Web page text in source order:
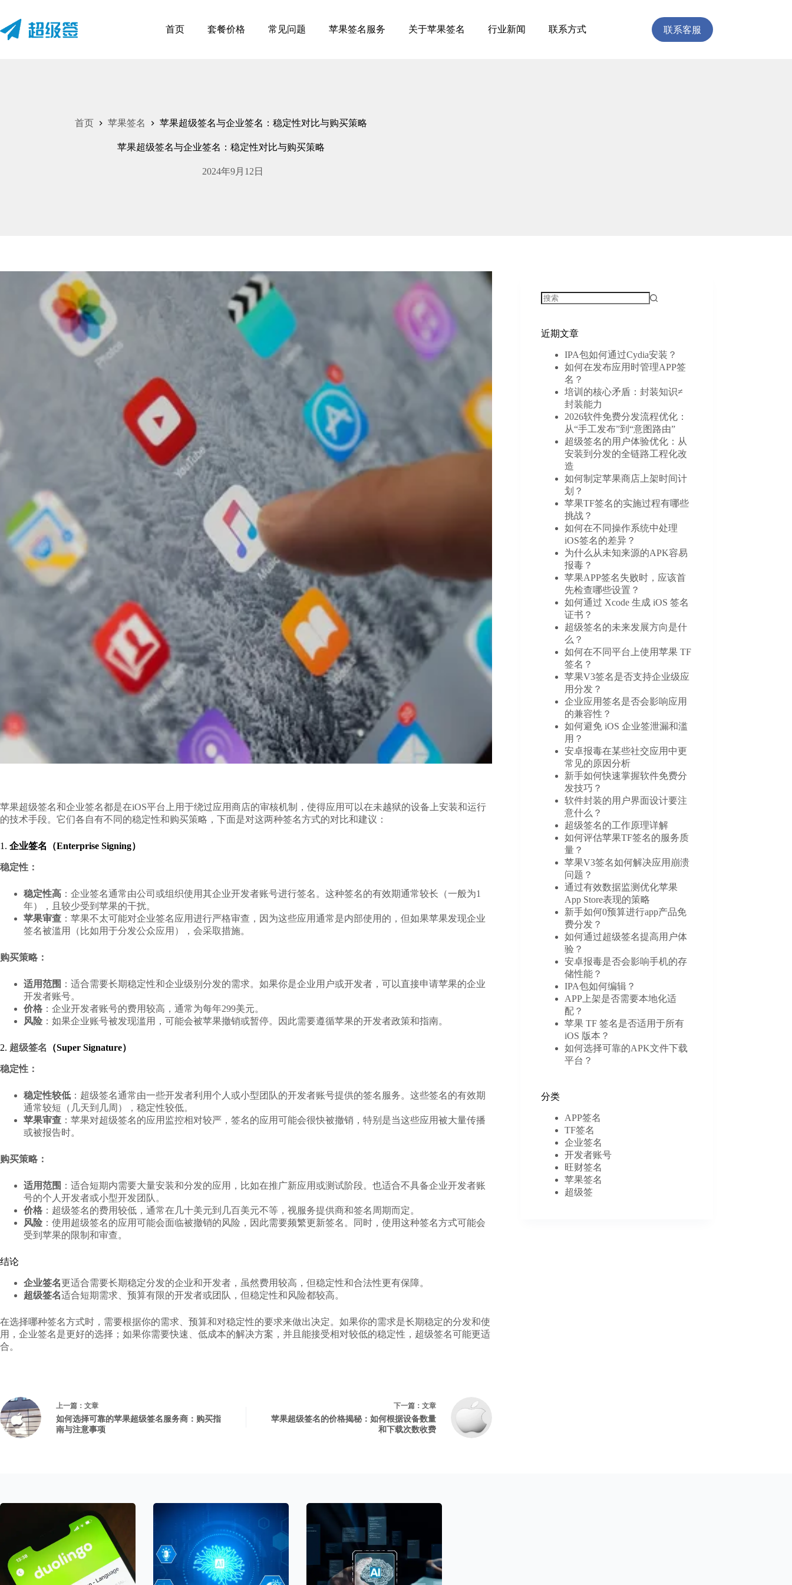
首页 套餐价格 常见问题 苹果签名服务 关于苹果签名 行业新闻 联系方式 联系客服
首页 苹果签名 苹果超级签名与企业签名：稳定性对比与购买策略
苹果超级签名与企业签名：稳定性对比与购买策略
2024年9月12日
苹果超级签名和企业签名都是在iOS平台上用于绕过应用商店的审核机制，使得应用可以在未越狱的设备上安装和运行
的技术手段。它们各自有不同的稳定性和购买策略，下面是对这两种签名方式的对比和建议：
1. 企业签名（Enterprise Signing）
稳定性：
稳定性高 ：企业签名通常由公司或组织使用其企业开发者账号进行签名。这种签名的有效期通常较长（一般为1
年），且较少受到苹果的干扰。
苹果审查 ：苹果不太可能对企业签名应用进行严格审查，因为这些应用通常是内部使用的，但如果苹果发现企业
签名被滥用（比如用于分发公众应用），会采取措施。
购买策略：
适用范围 ：适合需要长期稳定性和企业级别分发的需求。如果你是企业用户或开发者，可以直接申请苹果的企业
开发者账号。
价格 ：企业开发者账号的费用较高，通常为每年299美元。
风险 ：如果企业账号被发现滥用，可能会被苹果撤销或暂停。因此需要遵循苹果的开发者政策和指南。
2. 超级签名 （Super Signature）
稳定性：
稳定性较低 ：超级签名通常由一些开发者利用个人或小型团队的开发者账号提供的签名服务。这些签名的有效期
通常较短（几天到几周），稳定性较低。
苹果审查 ：苹果对超级签名的应用监控相对较严，签名的应用可能会很快被撤销，特别是当这些应用被大量传播
或被报告时。
购买策略：
适用范围 ：适合短期内需要大量安装和分发的应用，比如在推广新应用或测试阶段。也适合不具备企业开发者账
号的个人开发者或小型开发团队。
价格 ：超级签名的费用较低，通常在几十美元到几百美元不等，视服务提供商和签名周期而定。
风险 ：使用超级签名的应用可能会面临被撤销的风险，因此需要频繁更新签名。同时，使用这种签名方式可能会
受到苹果的限制和审查。
结论
企业签名更适合需要长期稳定分发的企业和开发者，虽然费用较高，但稳定性和合法性更有保障。
超级签名适合短期需求、预算有限的开发者或团队，但稳定性和风险都较高。
在选择哪种签名方式时，需要根据你的需求、预算和对稳定性的要求来做出决定。如果你的需求是长期稳定的分发和使
用，企业签名是更好的选择；如果你需要快速、低成本的解决方案，并且能接受相对较低的稳定性，超级签名可能更适
合。
上一篇： 文章
如何选择可靠的苹果超级签名服务商：购买指
南与注意事项
下一篇： 文章
苹果超级签名的价格揭秘：如何根据设备数量
和下载次数收费
近期文章
IPA包如何通过Cydia安装？
如何在发布应用时管理APP签
名？
培训的核心矛盾：封装知识≠
封装能力
2026软件免费分发流程优化：
从“手工发布”到“意图路由”
超级签名的用户体验优化：从
安装到分发的全链路工程化改
造
如何制定苹果商店上架时间计
划？
苹果TF签名的实施过程有哪些
挑战？
如何在不同操作系统中处理
iOS签名的差异？
为什么从未知来源的APK容易
报毒？
苹果APP签名失败时，应该首
先检查哪些设置？
如何通过 Xcode 生成 iOS 签名
证书？
超级签名的未来发展方向是什
么？
如何在不同平台上使用苹果 TF
签名？
苹果V3签名是否支持企业级应
用分发？
企业应用签名是否会影响应用
的兼容性？
如何避免 iOS 企业签泄漏和滥
用？
安卓报毒在某些社交应用中更
常见的原因分析
新手如何快速掌握软件免费分
发技巧？
软件封装的用户界面设计要注
意什么？
超级签名的工作原理详解
如何评估苹果TF签名的服务质
量？
苹果V3签名如何解决应用崩溃
问题？
通过有效数据监测优化苹果
App Store表现的策略
新手如何0预算进行app产品免
费分发？
如何通过超级签名提高用户体
验？
安卓报毒是否会影响手机的存
储性能？
IPA包如何编辑？
APP上架是否需要本地化适
配？
苹果 TF 签名是否适用于所有
iOS 版本？
如何选择可靠的APK文件下载
平台？
分类
APP签名
TF签名
企业签名
开发者账号
旺财签名
苹果签名
超级签